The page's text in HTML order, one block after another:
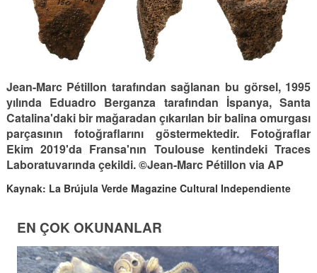
Jean-Marc Pétillon tarafından sağlanan bu görsel, 1995
yılında Eduadro Berganza tarafından İspanya, Santa
Catalina'daki bir mağaradan çıkarılan bir balina omurgası
parçasının fotoğraflarını göstermektedir. Fotoğraflar
Ekim 2019'da Fransa'nın Toulouse kentindeki Traces
Laboratuvarında çekildi. ©Jean-Marc Pétillon via AP
Kaynak: La Brújula Verde Magazine Cultural Independiente
EN ÇOK OKUNANLAR